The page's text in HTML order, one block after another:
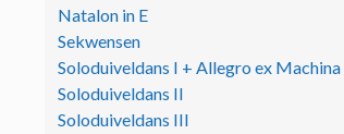
Natalon in E
Sekwensen
Soloduiveldans I + Allegro ex Machina
Soloduiveldans II
Soloduiveldans III